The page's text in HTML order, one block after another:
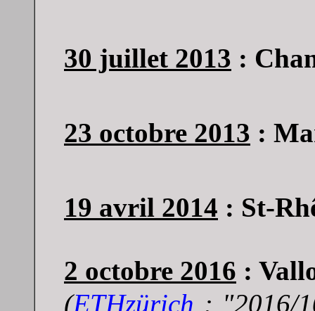
30 juillet 2013 :
23 octobre 2013 :
19 avril 2014 : St-
2 octobre 2016 :
(ETHzürich : "2016/